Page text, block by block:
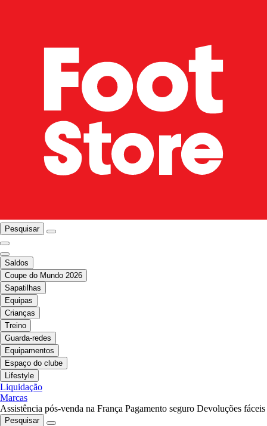
Pesquisar
Saldos
Coupe do Mundo 2026
Sapatilhas
Equipas
Crianças
Treino
Guarda-redes
Equipamentos
Espaço do clube
Lifestyle
Liquidação
Marcas
Assistência pós-venda na França Pagamento seguro Devoluções fáceis
Pesquisar